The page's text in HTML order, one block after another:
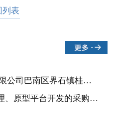
列表
重庆高速路域资源开发有限公司巴南区界石镇桂花村地块公开招租流标公告
InSAR数据采购、解译处理、原型平台开发的采购竞争性比选结果公示